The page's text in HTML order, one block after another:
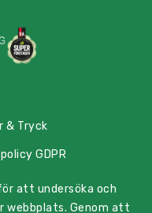
& Tryck
GDPR
att undersöka och
webbplats. Genom att